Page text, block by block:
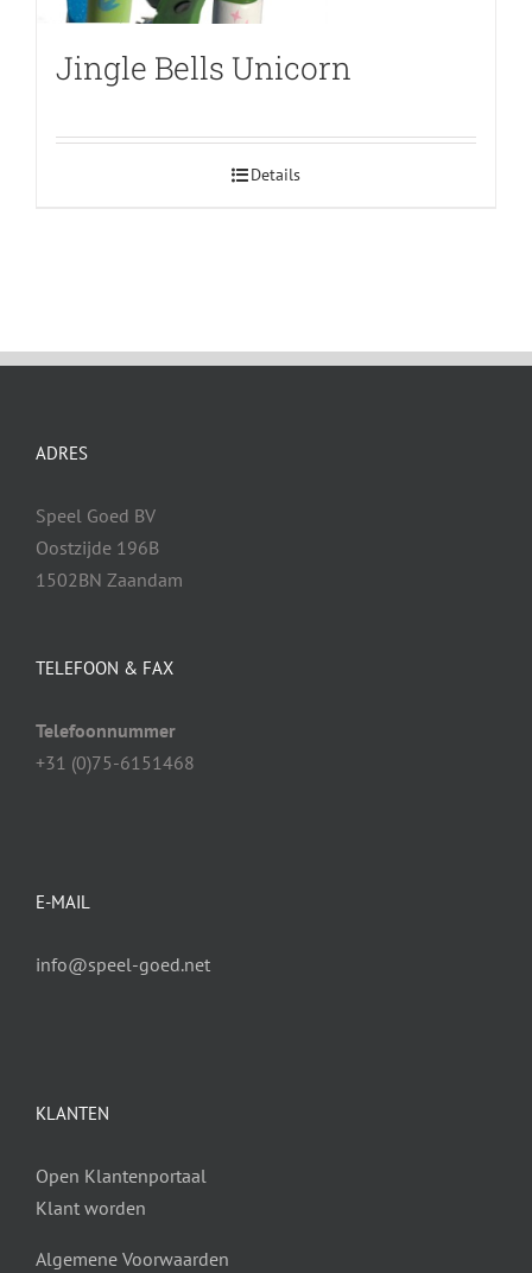
Jingle Bells Unicorn
Details
ADRES
Speel Goed BV
Oostzijde 196B
1502BN Zaandam
TELEFOON & FAX
Telefoonnummer
+31 (0)75-6151468
E-MAIL
info@speel-goed.net
KLANTEN
Open Klantenportaal
Klant worden
Algemene Voorwaarden